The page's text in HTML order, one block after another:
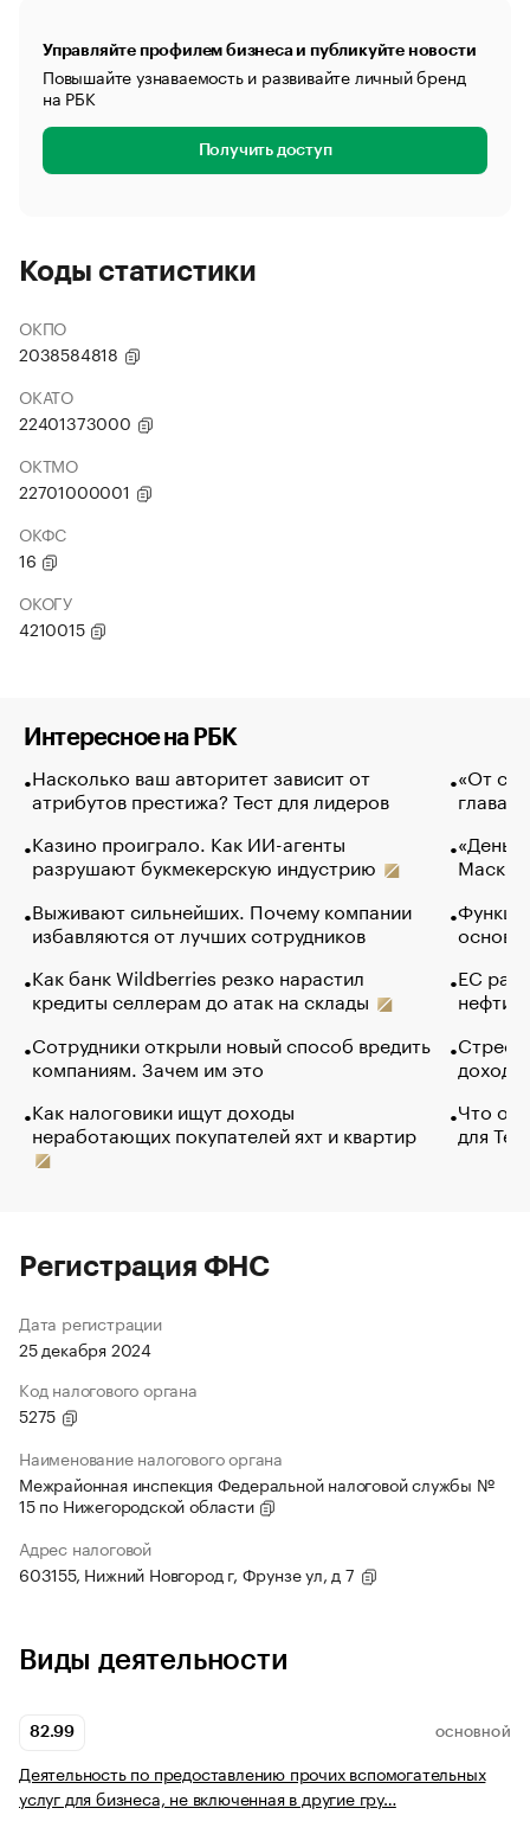
Управляйте профилем бизнеса и публикуйте новости
Повышайте узнаваемость и развивайте личный бренд
на РБК
Получить доступ
Коды статистики
ОКПО
2038584818
ОКАТО
22401373000
ОКТМО
22701000001
ОКФС
16
ОКОГУ
4210015
Интересное на РБК
Насколько ваш авторитет зависит от
атрибутов престижа? Тест для лидеров
Казино проиграло. Как ИИ-агенты
разрушают букмекерскую индустрию
Выживают сильнейших. Почему компании
избавляются от лучших сотрудников
Как банк Wildberries резко нарастил
кредиты селлерам до атак на склады
Сотрудники открыли новый способ вредить
компаниям. Зачем им это
Как налоговики ищут доходы
неработающих покупателей яхт и квартир
«От
глава
Маск в
основ
ЕС
нефти
Что
для
Регистрация ФНС
Дата регистрации
25 декабря 2024
Код налогового органа
5275
Наименование налогового органа
Межрайонная инспекция Федеральной налоговой службы №
15 по Нижегородской области
Адрес налоговой
603155, Нижний Новгород г, Фрунзе ул, д 7
Виды деятельности
82.99 ОСНОВНОЙ
Деятельность по предоставлению прочих вспомогательных
услуг для бизнеса, не включенная в другие гру…